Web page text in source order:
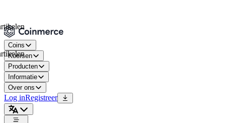
Coins
Koersen
Producten
Informatie
Over ons
Log inRegistreer